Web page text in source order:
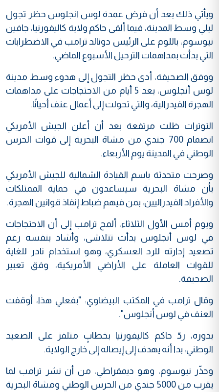
ويأتي ذلك بعد أن فرض عمدة لوس انجلوس حظر تجول
ليلي وسط المدينة، فيما ألقى حاكم ولاية كاليفورنيا، جافين
نيوسوم، باللوم على الرئيس دونالد ترامب في الاضطرابات
التي بدأت بمداهمات الترحيل الأسبوع الماضي.
ووفق الصحيفة، أدى حظر التجول إلى هدوء وسط مدينة
لوس أنجلوس، بعد 5 أيام من الاحتجاجات على مداهمات
الهجرة الفيدرالية، والتي تحولت إلى أعمال عنف أحيانًا.
التوترات ظلت مرتفعة بعد أن أعلن الجيش الأمريكي
انضمام 700 جندي من مشاة البحرية إلى قوات الحرس
الوطني في المدينة يوم الأربعاء.
وصرحت متحدثة باسم القيادة الشمالية للجيش الأمريكي
بأن مشاة البحرية سيساعدون في حماية الممتلكات
والأفراد الفيدراليين، بمن فيهم ضباط إنفاذ قوانين الهجرة.
ويوم أمس الأول الثلاثاء، ألمح ترامب إلى أن الاحتجاجات
في لوس أنجلوس بدأت تتلاشى، وأشاد بنفسه رغم
تصعيد إدارته للرد العسكري، وهو استخدام نادر للغاية
للقوات العاملة على الأراضي الأمريكية، وفق تعبير
الصحيفة.
وقال ترامب في المكتب البيضاوي: "بفعلي هذا، أوقفت
العنف في لوس أنجلوس".
بدوره، ردّ حاكم كاليفورنيا بخطابٍ متلفز على الصعيد
الوطني، بدا أنه يهدف إلى إيصاله إلى خارج الولاية.
وحذّر نيوسوم، وهو ديمقراطي، من أن نشر ترامب لما
يقرب من 5000 جندي من الحرس الوطني ومشاة البحرية